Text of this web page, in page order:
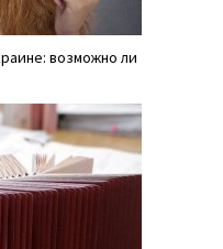
возможно ли